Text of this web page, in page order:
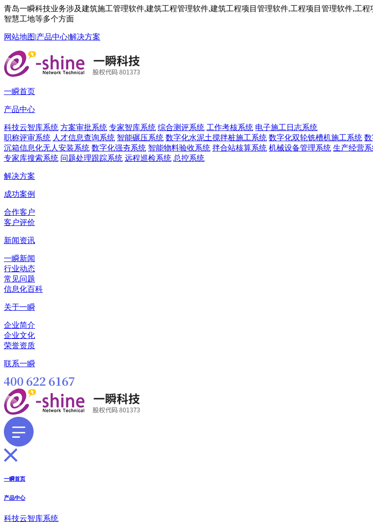
青岛一瞬科技业务涉及建筑施工管理软件,建筑工程管理软件,建筑工程项目管理软件,工程项目管理软件,工
智慧工地等多个方面
网站地图|产品中心|解决方案
一瞬首页
产品中心
科技云智库系统 方案审批系统 专家智库系统 综合测评系统 工作考核系统 电子施工日志系统
职称评审系统 人才信息查询系统 智能碾压系统 数字化水泥土搅拌桩施工系统 数字化双轮铣槽机施工系统
沉箱信息化无人安装系统 数字化强夯系统 智能物料验收系统 拌合站核算系统 机械设备管理系统 生产经营
专家库搜索系统 问题处理跟踪系统 远程巡检系统 总控系统
解决方案
成功案例
合作客户
客户评价
新闻资讯
一瞬新闻
行业动态
常见问题
信息化百科
关于一瞬
企业简介
企业文化
荣誉资质
联系一瞬
一瞬首页
产品中心
科技云智库系统